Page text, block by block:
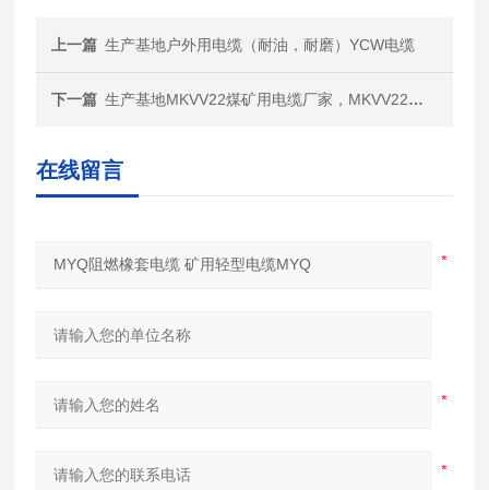
上一篇 生产基地户外用电缆（耐油，耐磨）YCW电缆
下一篇 生产基地MKVV22煤矿用电缆厂家，MKVV22控制电缆报价
在线留言